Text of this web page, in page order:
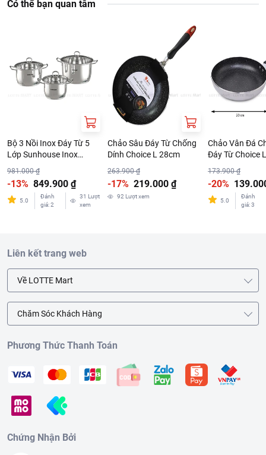
Có thể bạn quan tâm
Bộ 3 Nồi Inox Đáy Từ 5
Lớp Sunhouse Inox
981.000 ₫
-13% 849.900 ₫
5.0
Đánh
giá:2
31 Lượt
xem
Chảo Sâu Đáy Từ Chống
Dính Choice L 28cm
263.900 ₫
-17% 219.000 ₫
92 Lượt xem
Chảo Vân Đá
Đáy Từ Choice
173.900 ₫
-20%
5.0
Đánh
giá:3
Liên kết trang web
Về LOTTE Mart
Chăm Sóc Khách Hàng
Phương Thức Thanh Toán
Chứng Nhận Bởi